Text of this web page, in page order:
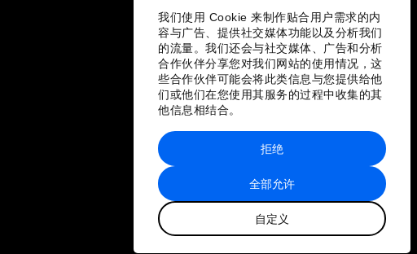
我们使用 Cookie 来制作贴合用户需求的内
容与广告、提供社交媒体功能以及分析我们
的流量。我们还会与社交媒体、广告和分析
合作伙伴分享您对我们网站的使用情况，这
些合作伙伴可能会将此类信息与您提供给他
们或他们在您使用其服务的过程中收集的其
他信息相结合。
全部允许
自定义
拒绝